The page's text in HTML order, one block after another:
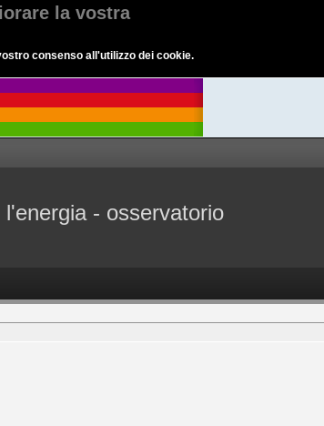
la vostra
consenso all'utilizzo dei cookie.
- osservatorio